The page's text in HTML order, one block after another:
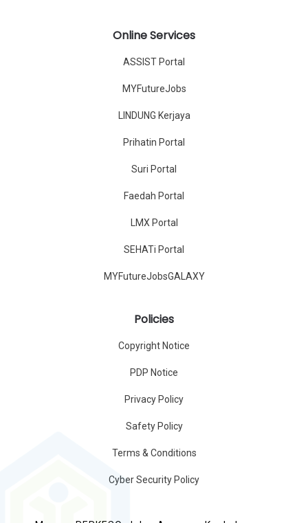
Online Services
ASSIST Portal
MYFutureJobs
LINDUNG Kerjaya
Prihatin Portal
Suri Portal
Faedah Portal
LMX Portal
SEHATi Portal
MYFutureJobsGALAXY
Policies
Copyright Notice
PDP Notice
Privacy Policy
Safety Policy
Terms & Conditions
Cyber Security Policy